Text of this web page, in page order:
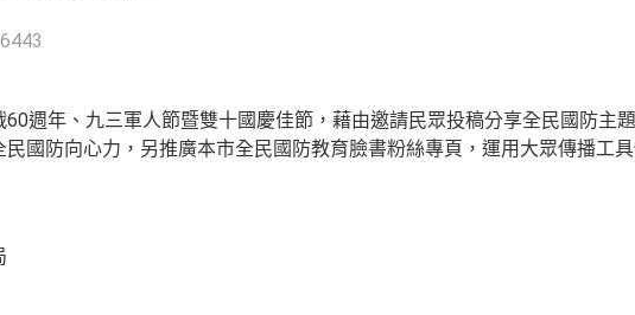
週年、九三軍人節暨雙十國慶佳節，藉由邀請民眾投稿分享全民國防主
民國防向心力，另推廣本市全民國防教育臉書粉絲專頁，運用大眾傳播工